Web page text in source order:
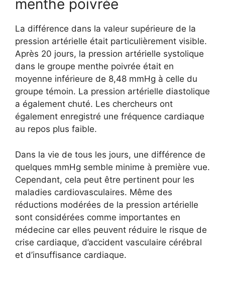
menthe poivrée
La différence dans la valeur supérieure de la
pression artérielle était particulièrement visible.
Après 20 jours, la pression artérielle systolique
dans le groupe menthe poivrée était en
moyenne inférieure de 8,48 mmHg à celle du
groupe témoin. La pression artérielle diastolique
a également chuté. Les chercheurs ont
également enregistré une fréquence cardiaque
au repos plus faible.
Dans la vie de tous les jours, une différence de
quelques mmHg semble minime à première vue.
Cependant, cela peut être pertinent pour les
maladies cardiovasculaires. Même des
réductions modérées de la pression artérielle
sont considérées comme importantes en
médecine car elles peuvent réduire le risque de
crise cardiaque, d’accident vasculaire cérébral
et d’insuffisance cardiaque.